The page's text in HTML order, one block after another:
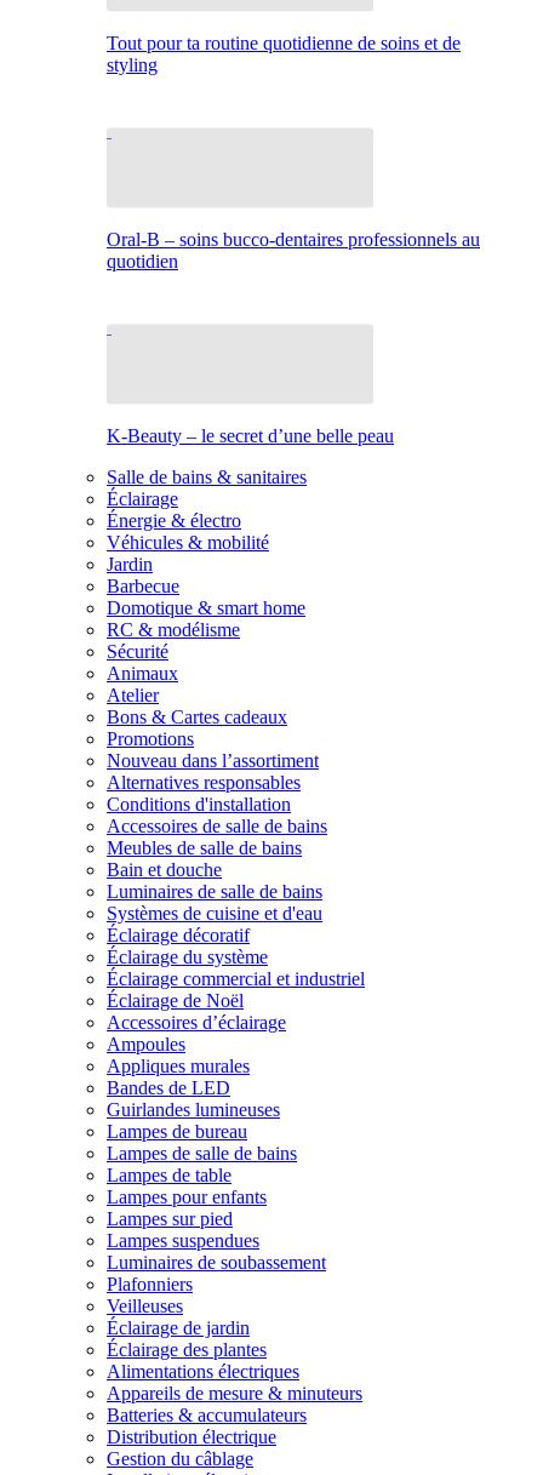
Tout pour ta routine quotidienne de soins et de
styling
Oral-B – soins bucco-dentaires professionnels au
quotidien
K-Beauty – le secret d’une belle peau
Salle de bains & sanitaires
Éclairage
Énergie & électro
Véhicules & mobilité
Jardin
Barbecue
Domotique & smart home
RC & modélisme
Sécurité
Animaux
Atelier
Bons & Cartes cadeaux
Promotions
Nouveau dans l’assortiment
Alternatives responsables
Conditions d'installation
Accessoires de salle de bains
Meubles de salle de bains
Bain et douche
Luminaires de salle de bains
Systèmes de cuisine et d'eau
Éclairage décoratif
Éclairage du système
Éclairage commercial et industriel
Éclairage de Noël
Accessoires d’éclairage
Ampoules
Appliques murales
Bandes de LED
Guirlandes lumineuses
Lampes de bureau
Lampes de salle de bains
Lampes de table
Lampes pour enfants
Lampes sur pied
Lampes suspendues
Luminaires de soubassement
Plafonniers
Veilleuses
Éclairage de jardin
Éclairage des plantes
Alimentations électriques
Appareils de mesure & minuteurs
Batteries & accumulateurs
Distribution électrique
Gestion du câblage